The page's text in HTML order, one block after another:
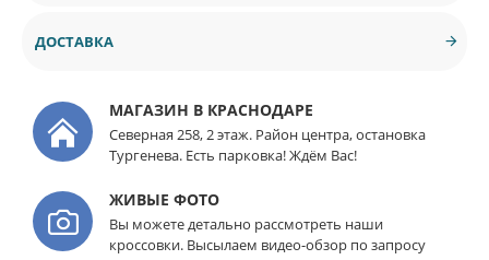
ДОСТАВКА
МАГАЗИН В КРАСНОДАРЕ
Северная 258, 2 этаж. Район центра, остановка
Тургенева. Есть парковка! Ждём Вас!
ЖИВЫЕ ФОТО
Вы можете детально рассмотреть наши
кроссовки. Высылаем видео-обзор по запросу